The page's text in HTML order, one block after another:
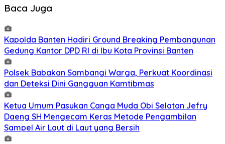
Baca Juga
Kapolda Banten Hadiri Ground Breaking Pembangunan
Gedung Kantor DPD RI di Ibu Kota Provinsi Banten
Polsek Babakan Sambangi Warga, Perkuat Koordinasi
dan Deteksi Dini Gangguan Kamtibmas
Ketua Umum Pasukan Canga Muda Obi Selatan Jefry
Daeng SH Mengecam Keras Metode Pengambilan
Sampel Air Laut di Laut yang Bersih